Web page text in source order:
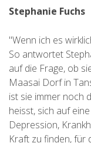
Stephanie Fuchs
"Wenn ich es
So antwortet
auf die Frage, ob
Maasai Dorf in
ist sie immer noch
heisst, sich auf
Depression,
Kraft zu finden, für